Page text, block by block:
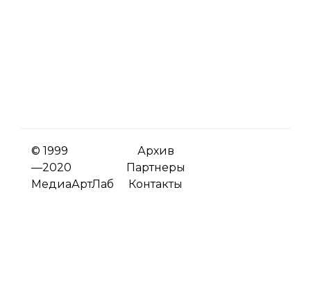
© 1999
—2020
МедиаАртЛаб
Архив
Партнеры
Контакты